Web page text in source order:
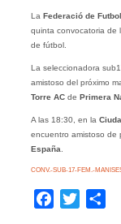
La Federació de
quinta convocatoria de
de fútbol.
La seleccionadora
amistoso del próximo
Torre AC de Primera
A las 18:30, en la
encuentro amistoso de
España
CONV.-SUB-17-FEM.-
Facebook
Twitter